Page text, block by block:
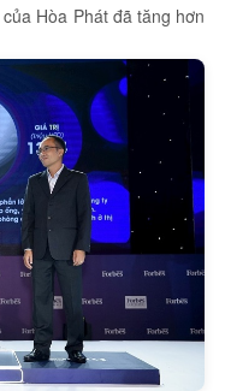
Hòa Phát đã tăng hơn